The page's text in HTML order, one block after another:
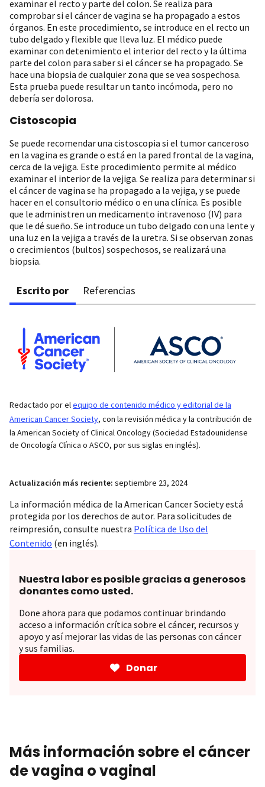
examinar el recto y parte del colon. Se realiza para
comprobar si el cáncer de vagina se ha propagado a estos
órganos. En este procedimiento, se introduce en el recto un
tubo delgado y flexible que lleva luz. El médico puede
examinar con detenimiento el interior del recto y la última
parte del colon para saber si el cáncer se ha propagado. Se
hace una biopsia de cualquier zona que se vea sospechosa.
Esta prueba puede resultar un tanto incómoda, pero no
debería ser dolorosa.
Cistoscopia
Se puede recomendar una cistoscopia si el tumor canceroso
en la vagina es grande o está en la pared frontal de la vagina,
cerca de la vejiga. Este procedimiento permite al médico
examinar el interior de la vejiga. Se realiza para determinar si
el cáncer de vagina se ha propagado a la vejiga, y se puede
hacer en el consultorio médico o en una clínica. Es posible
que le administren un medicamento intravenoso (IV) para
que le dé sueño. Se introduce un tubo delgado con una lente y
una luz en la vejiga a través de la uretra. Si se observan zonas
o crecimientos (bultos) sospechosos, se realizará una
biopsia.
Escrito por Referencias
Redactado por elequipo de contenido médico y editorial de la
American Cancer Society, con la revisión médica y la contribución de
la American Society of Clinical Oncology (Sociedad Estadounidense
de Oncología Clínica o ASCO, por sus siglas en inglés).
Actualización más reciente: septiembre 23, 2024
La información médica de la American Cancer Society está
protegida por los derechos de autor. Para solicitudes de
reimpresión, consulte nuestra Política de Uso del
Contenido (en inglés).
Nuestra labor es posible gracias a generosos
donantes como usted.
Done ahora para que podamos continuar brindando
acceso a información crítica sobre el cáncer, recursos y
apoyo y así mejorar las vidas de las personas con cáncer
y sus familias.
Donar
Más información sobre el cáncer
de vagina o vaginal